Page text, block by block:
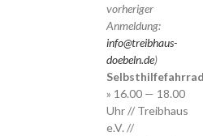
vorheriger
Anmeldung:
info@treibhaus-
doebeln.de)
» 16.00 — 18.00
Uhr // Treibhaus
e.V. //